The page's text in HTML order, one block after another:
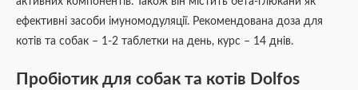
ефективні засоби імуномодуляції. Рекомендована доза для
котів та собак – 1-2 таблетки на день, курс – 14 днів.
Пробіотик для собак та котів Dolfos